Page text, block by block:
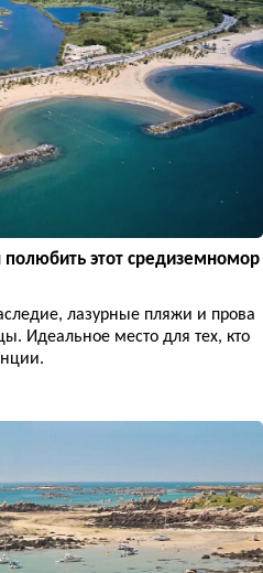
этот средиземномор
лазурные пляжи и прова
Идеальное место для тех, кто